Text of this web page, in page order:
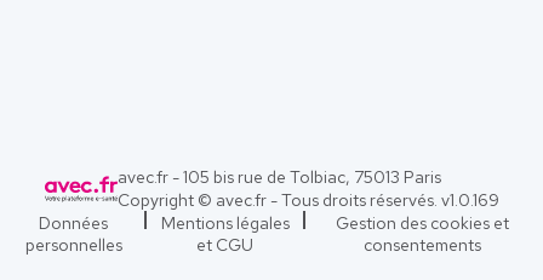
avec.fr - 105 bis rue de Tolbiac, 75013 Paris
Copyright © avec.fr - Tous droits réservés. v1.0.169
Données
personnelles
Mentions légales
et CGU
Gestion des cookies et
consentements